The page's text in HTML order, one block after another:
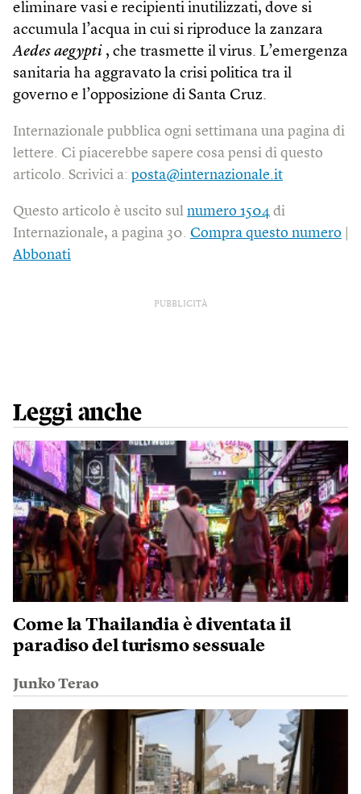
eliminare vasi e recipienti inutilizzati, dove si
accumula l’acqua in cui si riproduce la zanzara
Aedes aegypti , che trasmette il virus. L’emergenza
sanitaria ha aggravato la crisi politica tra il
governo e l’opposizione di Santa Cruz.
Internazionale pubblica ogni settimana una pagina di
lettere. Ci piacerebbe sapere cosa pensi di questo
articolo. Scrivici a: posta@internazionale.it
Questo articolo è uscito sul numero 1504 di
Internazionale, a pagina 30. Compra questo numero
Abbonati
PUBBLICITÀ
Leggi anche
Come la Thailandia è diventata il
paradiso del turismo sessuale
Junko Terao